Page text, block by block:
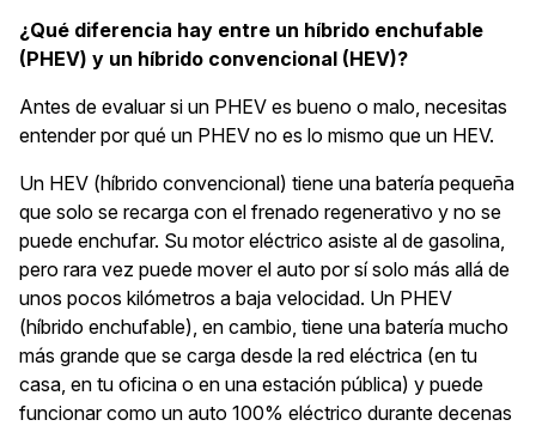
¿Qué diferencia hay entre un híbrido enchufable
(PHEV) y un híbrido convencional (HEV)?
Antes de evaluar si un PHEV es bueno o malo, necesitas
entender por qué un PHEV no es lo mismo que un HEV.
Un HEV (híbrido convencional) tiene una batería pequeña
que solo se recarga con el frenado regenerativo y no se
puede enchufar. Su motor eléctrico asiste al de gasolina,
pero rara vez puede mover el auto por sí solo más allá de
unos pocos kilómetros a baja velocidad. Un PHEV
(híbrido enchufable), en cambio, tiene una batería mucho
más grande que se carga desde la red eléctrica (en tu
casa, en tu oficina o en una estación pública) y puede
funcionar como un auto 100% eléctrico durante decenas